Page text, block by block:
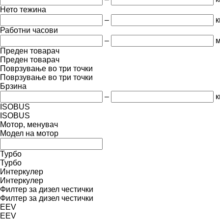
Нето тежина
–
Работни часови
–
Преден товарач
Преден товарач
Поврзување во три точки
Поврзување во три точки
Брзина
–
ISOBUS
ISOBUS
Мотор, менувач
Модел на мотор
Турбо
Турбо
Интеркулер
Интеркулер
Филтер за дизел честички
Филтер за дизел честички
EEV
EEV